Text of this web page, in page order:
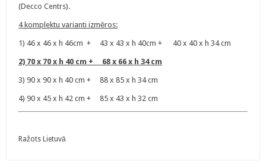
(Decco Centrs).
4 komplektu varianti izmēros:
1) 46 x 46 x h 46cm + 43 x 43 x h 40cm + 40 x 40 x h 34 cm
2) 70 x 70 x h 40 cm + 68 x 66 x h 34 cm
3) 90 x 90 x h 40 cm + 88 x 85 x h 34 cm
4) 90 x 45 x h 42 cm + 85 x 43 x h 32 cm
Ražots Lietuvā